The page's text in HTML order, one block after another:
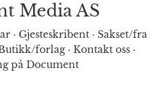
Media AS
· Gjesteskribent · Sakset/fra
forlag· Kontakt oss·
på Document